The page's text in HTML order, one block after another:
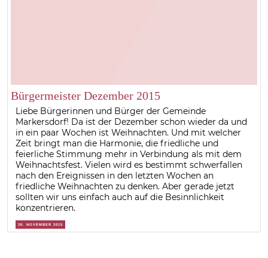
Bürgermeister Dezember 2015
Liebe Bürgerinnen und Bürger der Gemeinde
Markersdorf! Da ist der Dezember schon wieder da und
in ein paar Wochen ist Weihnachten. Und mit welcher
Zeit bringt man die Harmonie, die friedliche und
feierliche Stimmung mehr in Verbindung als mit dem
Weihnachtsfest. Vielen wird es bestimmt schwerfallen
nach den Ereignissen in den letzten Wochen an
friedliche Weihnachten zu denken. Aber gerade jetzt
sollten wir uns einfach auch auf die Besinnlichkeit
konzentrieren.
30. NOVEMBER 2015